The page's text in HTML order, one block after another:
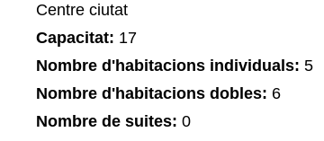
Centre ciutat
Capacitat: 17
Nombre d'habitacions individuals: 5
Nombre d'habitacions dobles: 6
Nombre de suites: 0